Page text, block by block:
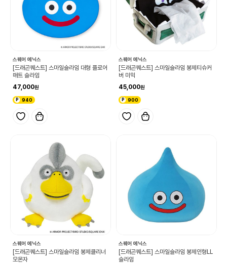
스퀘어 에닉스
[드래곤퀘스트] 스마일슬라임 대형 플로어
매트 슬라임
47,000
940
스퀘어 에닉스
[드래곤퀘스트] 스마일슬라임 봉제티슈커
버 미믹
45,000
900
스퀘어 에닉스
[드래곤퀘스트] 스마일슬라임 봉제클리너
모몬자
스퀘어 에닉스
[드래곤퀘스트] 스마일슬라임 봉제인형LL
슬라임